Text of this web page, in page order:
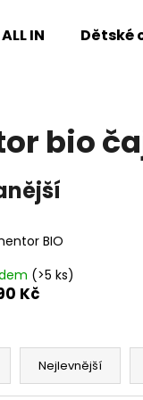
IN Dětské
bio
BIO
(>5 ks)
Kč
Nejlevnější